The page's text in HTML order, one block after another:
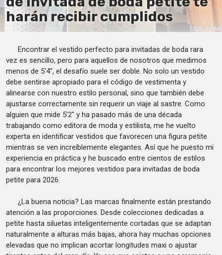
De
harán recibir cumplidos
Encontrar el vestido perfecto para invitadas de boda rara
vez es sencillo, pero para aquellos de nosotros que medimos
menos de 5'4", el desafío suele ser doble. No solo un vestido
debe sentirse apropiado para el código de vestimenta y
alinearse con nuestro estilo personal, sino que también debe
ajustarse correctamente sin requerir un viaje al sastre. Como
alguien que mide 5'2" y ha pasado más de una década
trabajando como editora de moda y estilista, me he vuelto
experta en identificar vestidos que favorecen una figura petite
mientras se ven increíblemente elegantes. Así que he puesto mi
experiencia en práctica y he buscado entre cientos de estilos
para encontrar los mejores vestidos para invitadas de boda
petite para 2026.
¿La buena noticia? Las marcas finalmente están prestando
atención a las proporciones. Desde colecciones dedicadas a
petite hasta siluetas inteligentemente cortadas que se adaptan
naturalmente a alturas más bajas, ahora hay muchas opciones
elevadas que no implican acortar longitudes maxi o ajustar